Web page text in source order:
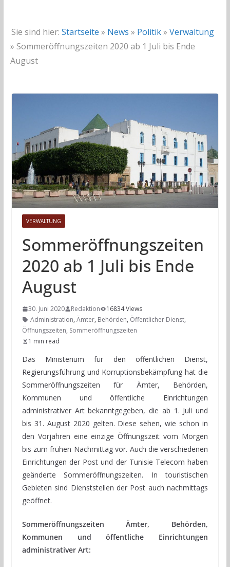
Sie sind hier: Startseite » News » Politik» Verwaltung
» Sommeröffnungszeiten 2020 ab 1 Juli bis Ende
August
VERWALTUNG
Sommeröffnungszeiten
2020 ab 1 Juli bis Ende
August
30. Juni 2020 Redaktion
16834 Views
Administration, Ämter, Behörden, Öffentlicher Dienst,
Öffnungszeiten, Sommeröffnungszeiten
1 min read
Das Ministerium für den öffentlichen Dienst,
Regierungsführung und Korruptionsbekämpfung hat die
Sommeröffnungszeiten für Ämter, Behörden,
Kommunen und öffentliche Einrichtungen
administrativer Art bekanntgegeben, die ab 1. Juli und
bis 31. August 2020 gelten. Diese sehen, wie schon in
den Vorjahren eine einzige Öffnungszeit vom Morgen
bis zum frühen Nachmittag vor. Auch die verschiedenen
Einrichtungen der Post und der Tunisie Telecom haben
geänderte Sommeröffnungszeiten. In touristischen
Gebieten sind Dienststellen der Post auch nachmittags
geöffnet.
Sommeröffnungszeiten Ämter, Behörden,
Kommunen und öffentliche Einrichtungen
administrativer Art: